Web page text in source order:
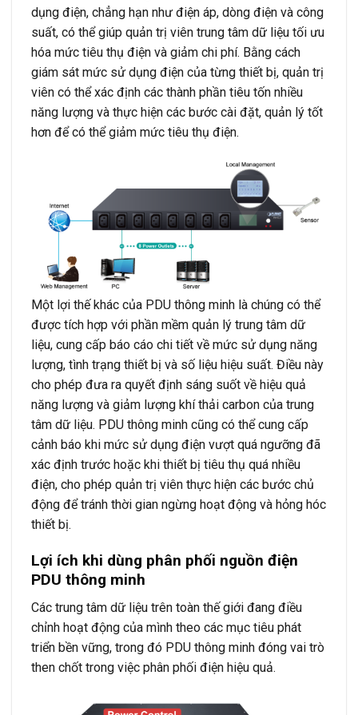
dụng điện, chẳng hạn như điện áp, dòng điện và công
suất, có thể giúp quản trị viên trung tâm dữ liệu tối ưu
hóa mức tiêu thụ điện và giảm chi phí. Bằng cách
giám sát mức sử dụng điện của từng thiết bị, quản trị
viên có thể xác định các thành phần tiêu tốn nhiều
năng lượng và thực hiện các bước cài đặt, quản lý tốt
hơn để có thể giảm mức tiêu thụ điện.
Một lợi thế khác của PDU thông minh là chúng có thể
được tích hợp với phần mềm quản lý trung tâm dữ
liệu, cung cấp báo cáo chi tiết về mức sử dụng năng
lượng, tình trạng thiết bị và số liệu hiệu suất. Điều này
cho phép đưa ra quyết định sáng suốt về hiệu quả
năng lượng và giảm lượng khí thải carbon của trung
tâm dữ liệu. PDU thông minh cũng có thể cung cấp
cảnh báo khi mức sử dụng điện vượt quá ngưỡng đã
xác định trước hoặc khi thiết bị tiêu thụ quá nhiều
điện, cho phép quản trị viên thực hiện các bước chủ
động để tránh thời gian ngừng hoạt động và hỏng hóc
thiết bị.
Lợi ích khi dùng phân phối nguồn điện
PDU thông minh
Các trung tâm dữ liệu trên toàn thế giới đang điều
chỉnh hoạt động của mình theo các mục tiêu phát
triển bền vững, trong đó PDU thông minh đóng vai trò
then chốt trong việc phân phối điện hiệu quả.